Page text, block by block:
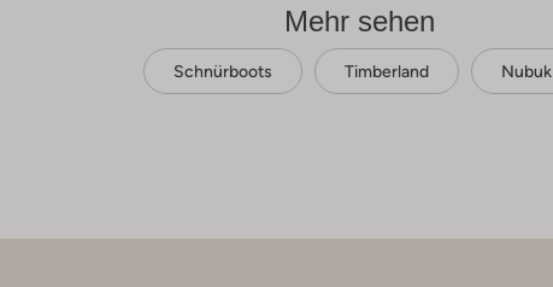
Mehr sehen
Schnürboots Timberland Nubuk